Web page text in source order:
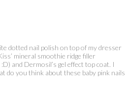
dotted nail polish on top of my dresser
mineral smoothie ridge filler
and Dermosil’s gel effect top coat. I
do you think about these baby pink nails